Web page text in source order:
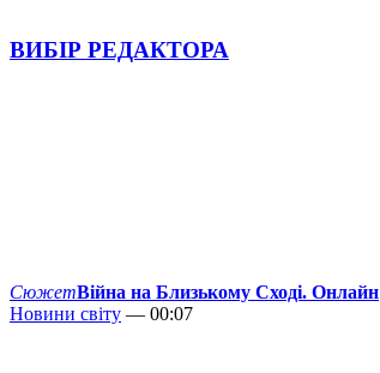
ВИБІР РЕДАКТОРА
СюжетВійна на Близькому Сході. Онлайн
Новини світу — 00:07